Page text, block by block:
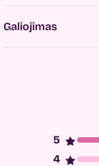
Galiojimas